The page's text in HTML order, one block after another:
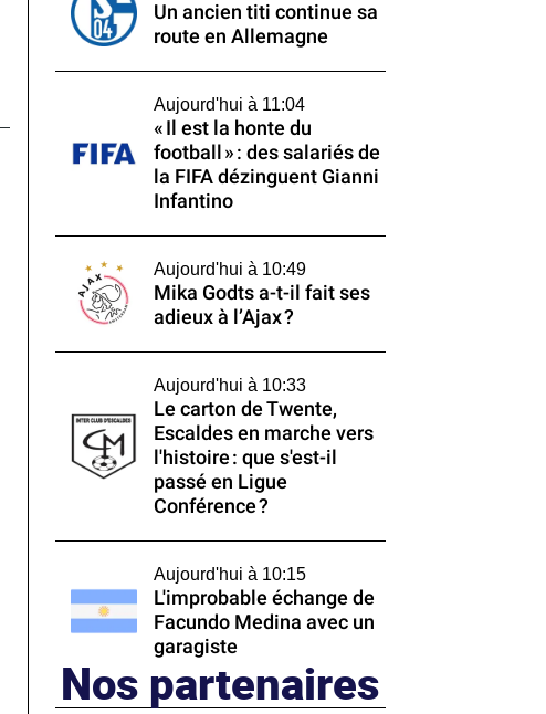
Un ancien titi continue sa
route en Allemagne
Aujourd'hui à 11:04
« Il est la honte du
football » : des salariés de
la FIFA dézinguent Gianni
Infantino
Aujourd'hui à 10:49
Mika Godts a-t-il fait ses
adieux à l’Ajax ?
Aujourd'hui à 10:33
Le carton de Twente,
Escaldes en marche vers
l'histoire : que s'est-il
passé en Ligue
Conférence ?
Aujourd'hui à 10:15
L'improbable échange de
Facundo Medina avec un
garagiste
Nos partenaires